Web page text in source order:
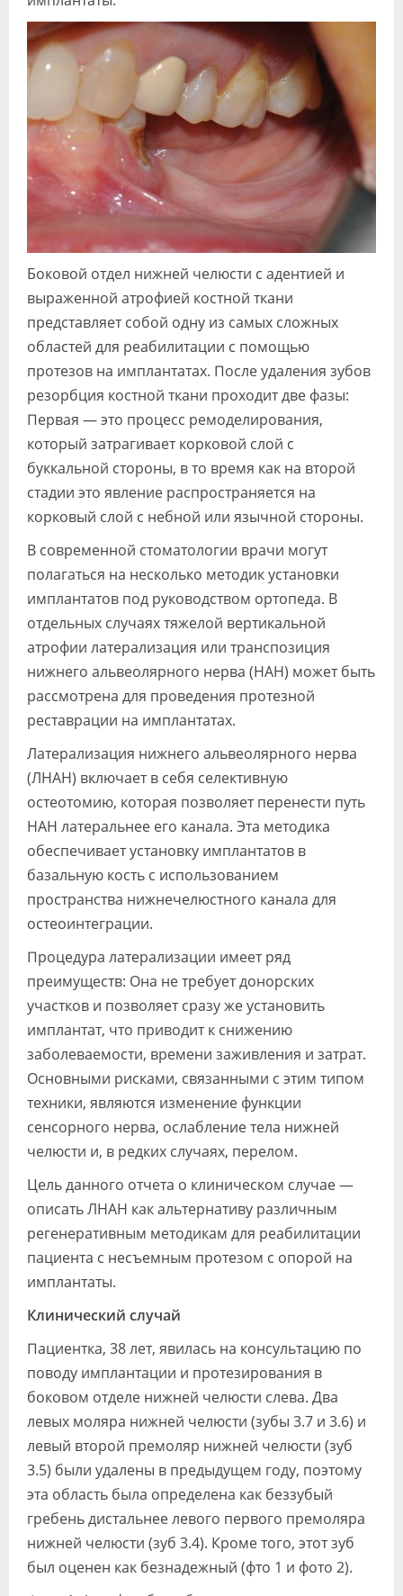
Боковой отдел нижней челюсти с адентией и
выраженной атрофией костной ткани
представляет собой одну из самых сложных
областей для реабилитации с помощью
протезов на имплантатах. После удаления зубов
резорбция костной ткани проходит две фазы:
Первая — это процесс ремоделирования,
который затрагивает корковой слой с
буккальной стороны, в то время как на второй
стадии это явление распространяется на
корковый слой с небной или язычной стороны.
В современной стоматологии врачи могут
полагаться на несколько методик установки
имплантатов под руководством ортопеда. В
отдельных случаях тяжелой вертикальной
атрофии латерализация или транспозиция
нижнего альвеолярного нерва (НАН) может быть
рассмотрена для проведения протезной
реставрации на имплантатах.
Латерализация нижнего альвеолярного нерва
(ЛНАН) включает в себя селективную
остеотомию, которая позволяет перенести путь
НАН латеральнее его канала. Эта методика
обеспечивает установку имплантатов в
базальную кость с использованием
пространства нижнечелюстного канала для
остеоинтеграции.
Процедура латерализации имеет ряд
преимуществ: Она не требует донорских
участков и позволяет сразу же установить
имплантат, что приводит к снижению
заболеваемости, времени заживления и затрат.
Основными рисками, связанными с этим типом
техники, являются изменение функции
сенсорного нерва, ослабление тела нижней
челюсти и, в редких случаях, перелом.
Цель данного отчета о клиническом случае —
описать ЛНАН как альтернативу различным
регенеративным методикам для реабилитации
пациента с несъемным протезом с опорой на
имплантаты.
Клинический случай
Пациентка, 38 лет, явилась на консультацию по
поводу имплантации и протезирования в
боковом отделе нижней челюсти слева. Два
левых моляра нижней челюсти (зубы 3.7 и 3.6) и
левый второй премоляр нижней челюсти (зуб
3.5) были удалены в предыдущем году, поэтому
эта область была определена как беззубый
гребень дистальнее левого первого премоляра
нижней челюсти (зуб 3.4). Кроме того, этот зуб
был оценен как безнадежный (фто 1 и фото 2).